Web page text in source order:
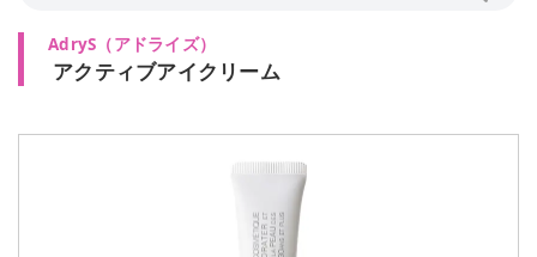
AdryS （アドライズ）
アクティブアイクリーム